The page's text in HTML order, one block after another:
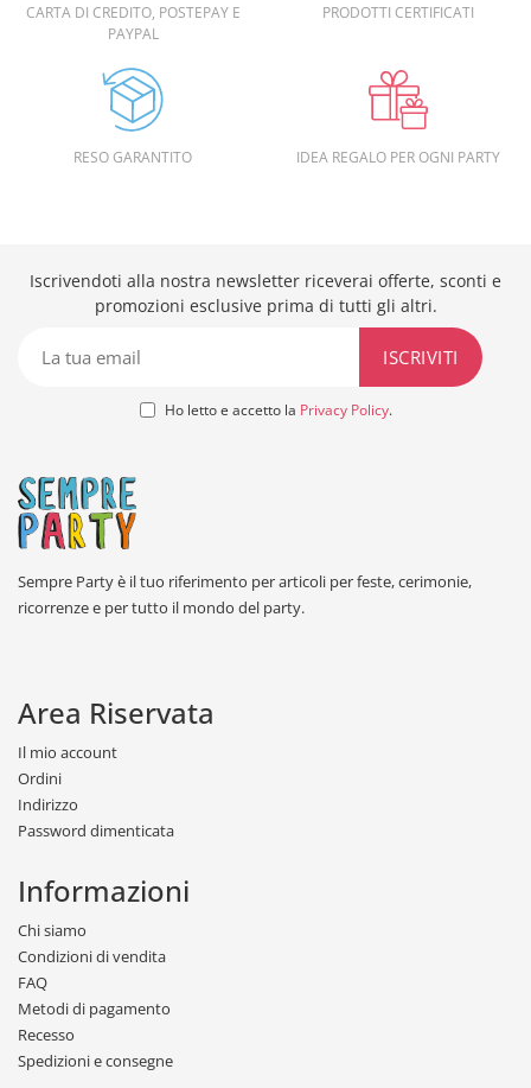
CARTA DI CREDITO, POSTEPAY E
PAYPAL
PRODOTTI CERTIFICATI
RESO GARANTITO IDEA REGALO PER OGNI PARTY
Iscrivendoti alla nostra newsletter riceverai offerte, sconti e
promozioni esclusive prima di tutti gli altri.
Ho letto e accetto la Privacy Policy.
Sempre Party è il tuo riferimento per articoli per feste, cerimonie,
ricorrenze e per tutto il mondo del party.
Area Riservata
Il mio account
Ordini
Indirizzo
Password dimenticata
Informazioni
Chi siamo
Condizioni di vendita
FAQ
Metodi di pagamento
Recesso
Spedizioni e consegne